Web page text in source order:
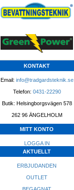
KONTAKT
Email: info@tradgardsteknik.se
Telefon: 0431-22290
Butik: Helsingborgsvägen 578
262 96 ÄNGELHOLM
MITT KONTO
LOGGA IN
AKTUELLT
ERBJUDANDEN
OUTLET